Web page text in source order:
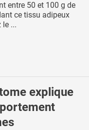
entre 50 et 100 g de
ce tissu adipeux
le ...
explique